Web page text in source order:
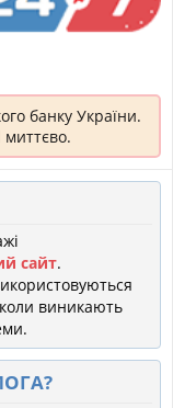
банку України.
сайт.
виникають